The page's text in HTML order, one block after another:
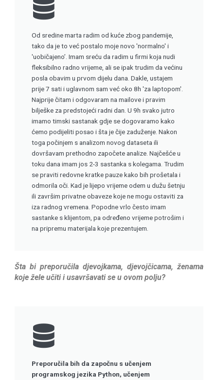
Od sredine marta radim od kuće zbog pandemije,
tako da je to već postalo moje novo 'normalno' i
'uobičajeno’. Imam sreću da radim u firmi koja nudi
fleksibilno radno vrijeme, ali se ipak trudim da većinu
posla obavim u prvom dijelu dana. Dakle, ustajem
prije 7 sati i uglavnom sam već oko 8h 'za laptopom'.
Najprije čitam i odgovaram na mailove i pravim
bilješke za predstojeći radni dan. U 9h svako jutro
imamo timski sastanak gdje se dogovaramo kako
ćemo podijeliti posao i šta je čije zaduženje. Nakon
toga počinjem s analizom novog dataseta ili
dovršavam prethodno započete analize. Najčešće u
toku dana imam jos 2-3 sastanka s kolegama. Trudim
se praviti redovne kratke pauze kako bih prošetala i
odmorila oči. Kad je lijepo vrijeme odem u dužu šetnju
ili završim privatne obaveze koje ne mogu ostaviti za
iza radnog vremena. Popodne vrlo često imam
sastanke s klijentom, pa određeno vrijeme potrošim i
na pripremu materijala koje prezentujem.
Šta bi preporučila djevojkama, djevojčicama, ženama
koje žele učiti i usavršavati se u ovom polju?
Preporučila bih da započnu s učenjem
programskog jezika Python, učenjem